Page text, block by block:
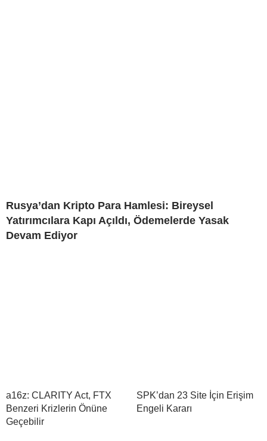
Rusya’dan Kripto Para Hamlesi: Bireysel
Yatırımcılara Kapı Açıldı, Ödemelerde Yasak
Devam Ediyor
a16z: CLARITY Act, FTX
Benzeri Krizlerin Önüne
Geçebilir
SPK’dan 23 Site İçin Erişim
Engeli Kararı